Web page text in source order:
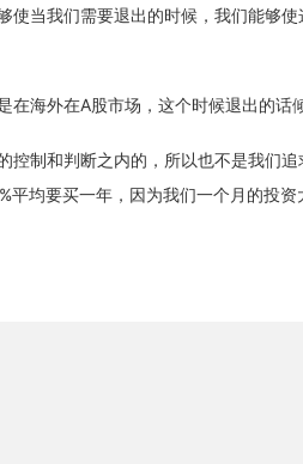
当我们需要退出的时候，我们能够
海外在A股市场，这个时候退出的话
制和判断之内的，所以也不是我们
均要买一年，因为我们一个月的投